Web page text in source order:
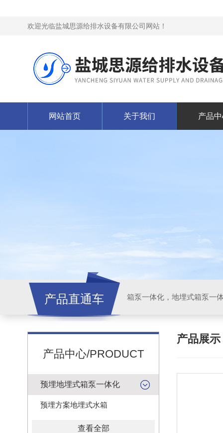
欢迎光临盐城思源给排水设备有限公司网站！
网站首页 关于我们 产品
产品直通车
产品中心/PRODUCT
预埋地埋式箱泵一体化
预埋方案地埋式水箱
查看全部
产品展示